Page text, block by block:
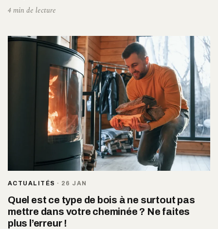
4 min de lecture
ACTUALITÉS · 26 JAN
Quel est ce type de bois à ne surtout pas
mettre dans votre cheminée ? Ne faites
plus l’erreur !